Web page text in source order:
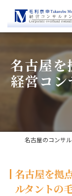
名古屋
経営コン
名古屋を拠
ルタントの